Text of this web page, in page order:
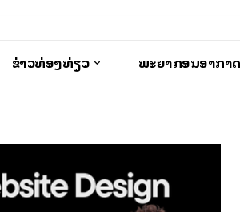
ຂ່າວທ່ອງທ່ຽວ ພະຍາກອນອາກາດ